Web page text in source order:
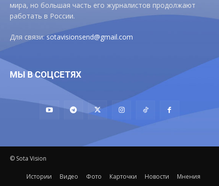
мира, но большая часть его журналистов продолжают
работать в России.
Для связи:sotavisionsend@gmail.com
МЫ В СОЦСЕТЯХ
© Sota Vision
Истории Видео Фото Карточки Новости Мнения